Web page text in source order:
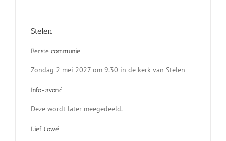
Stelen
Eerste communie
Zondag 2 mei 2027 om 9.30 in de kerk van Stelen
Info-avond
Deze wordt later meegedeeld.
Lief Cowé